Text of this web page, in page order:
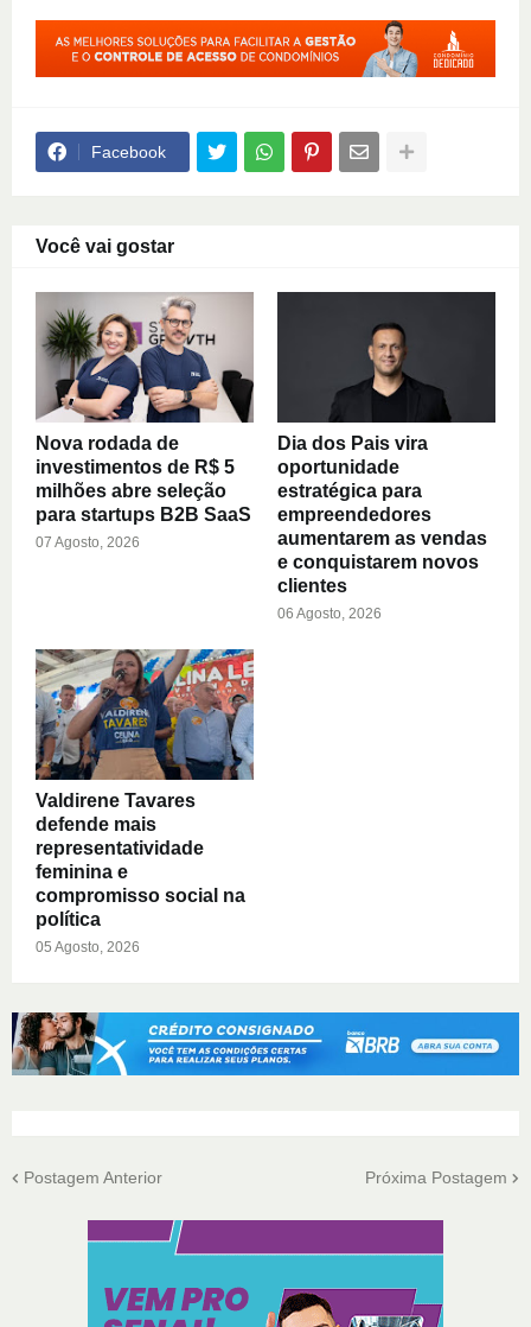
Facebook
Você vai gostar
Nova rodada de
investimentos de R$ 5
milhões abre seleção
para startups B2B SaaS
07 Agosto, 2026
Dia dos Pais vira
oportunidade
estratégica para
empreendedores
aumentarem as vendas
e conquistarem novos
clientes
06 Agosto, 2026
Valdirene Tavares
defende mais
representatividade
feminina e
compromisso social na
política
05 Agosto, 2026
Postagem Anterior Próxima Postagem